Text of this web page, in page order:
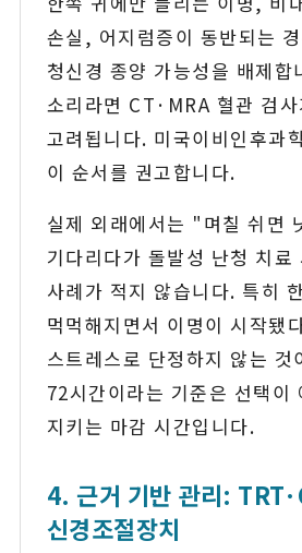
손실, 어지럼증이 동반되는
청신경 종양 가능성을 배제합
소리라면 CT·MRA 혈관 검사
고려됩니다. 미국이비인후과
이 순서를 권고합니다.
실제 외래에서는 "며칠 쉬면
기다리다가 돌발성 난청 치료
사례가 적지 않습니다. 특히
먹먹해지면서 이명이 시작됐
스트레스로 단정하지 않는 것
72시간이라는 기준은 선택이
지키는 마감 시간입니다.
4. 근거 기반 관리:
신경조절장치